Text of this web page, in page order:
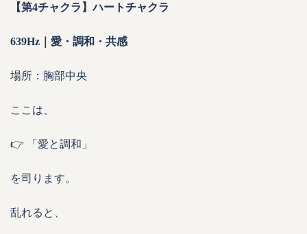
【第4チャクラ】ハートチャクラ
639Hz｜愛・調和・共感
場所：胸部中央
ここは、
👉 「愛と調和」
を司ります。
乱れると、